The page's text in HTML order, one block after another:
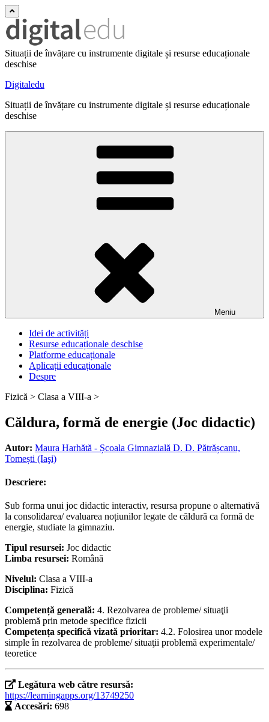
Situații de învățare cu instrumente digitale și resurse educaționale
deschise
Digitaledu
Situații de învățare cu instrumente digitale și resurse educaționale
deschise
Meniu
Idei de activități
Resurse educaționale deschise
Platforme educaționale
Aplicații educaționale
Despre
Fizică > Clasa a VIII-a >
Căldura, formă de energie (Joc didactic)
Autor: Maura Harhătă - Școala Gimnazială D. D. Pătrășcanu,
Tomești (Iaşi)
Descriere:
Sub forma unui joc didactic interactiv, resursa propune o alternativă
la consolidarea/ evaluarea noțiunilor legate de căldură ca formă de
energie, studiate la gimnaziu.
Tipul resursei: Joc didactic
Limba resursei: Română
Nivelul: Clasa a VIII-a
Disciplina: Fizică
Competență generală: 4. Rezolvarea de probleme/ situaţii
problemă prin metode specifice fizicii
Competența specifică vizată prioritar: 4.2. Folosirea unor modele
simple în rezolvarea de probleme/ situaţii problemă experimentale/
teoretice
Legătura web către resursă:
https://learningapps.org/13749250
Accesări: 698